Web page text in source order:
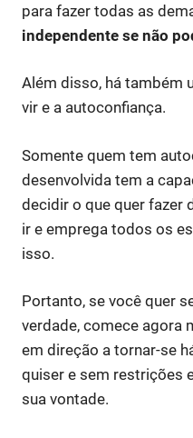
para fazer todas as
independente se não
Além disso, há também
vir e a autoconfiança.
Somente quem tem
desenvolvida tem a
decidir o que quer fazer
ir e emprega todos os
isso.
Portanto, se você quer
verdade, comece agora
em direção a tornar-se
quiser e sem restrições
sua vontade.